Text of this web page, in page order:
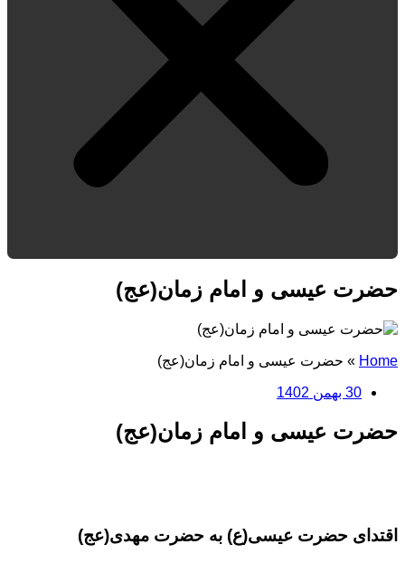
حضرت عیسی و امام زمان(عج)
Home
» حضرت عیسی و امام زمان(عج)
30 بهمن 1402
حضرت عیسی و امام زمان(عج)
اقتدای حضرت عیسی(ع) به حضرت مهدی(عج)